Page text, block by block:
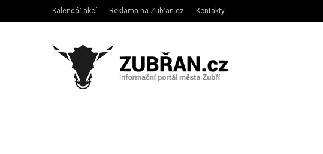
Kalendář akcí Reklama na Zubřan.cz Kontakty